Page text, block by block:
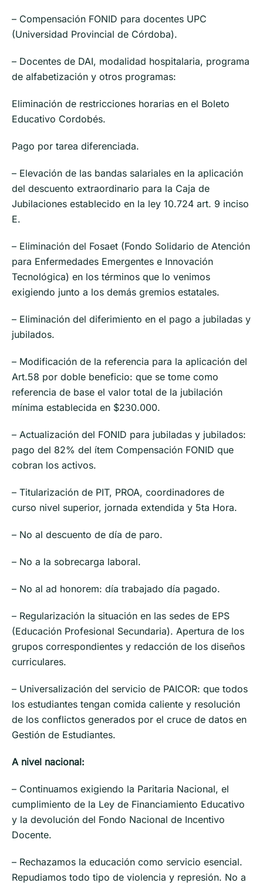
– Compensación FONID para docentes UPC
(Universidad Provincial de Córdoba).
– Docentes de DAI, modalidad hospitalaria, programa
de alfabetización y otros programas:
Eliminación de restricciones horarias en el Boleto
Educativo Cordobés.
Pago por tarea diferenciada.
– Elevación de las bandas salariales en la aplicación
del descuento extraordinario para la Caja de
Jubilaciones establecido en la ley 10.724 art. 9 inciso
E.
– Eliminación del Fosaet (Fondo Solidario de Atención
para Enfermedades Emergentes e Innovación
Tecnológica) en los términos que lo venimos
exigiendo junto a los demás gremios estatales.
– Eliminación del diferimiento en el pago a jubiladas y
jubilados.
– Modificación de la referencia para la aplicación del
Art.58 por doble beneficio: que se tome como
referencia de base el valor total de la jubilación
mínima establecida en $230.000.
– Actualización del FONID para jubiladas y jubilados:
pago del 82% del ítem Compensación FONID que
cobran los activos.
– Titularización de PIT, PROA, coordinadores de
curso nivel superior, jornada extendida y 5ta Hora.
– No al descuento de día de paro.
– No a la sobrecarga laboral.
– No al ad honorem: día trabajado día pagado.
– Regularización la situación en las sedes de EPS
(Educación Profesional Secundaria). Apertura de los
grupos correspondientes y redacción de los diseños
curriculares.
– Universalización del servicio de PAICOR: que todos
los estudiantes tengan comida caliente y resolución
de los conflictos generados por el cruce de datos en
Gestión de Estudiantes.
A nivel nacional:
– Continuamos exigiendo la Paritaria Nacional, el
cumplimiento de la Ley de Financiamiento Educativo
y la devolución del Fondo Nacional de Incentivo
Docente.
– Rechazamos la educación como servicio esencial.
Repudiamos todo tipo de violencia y represión. No a